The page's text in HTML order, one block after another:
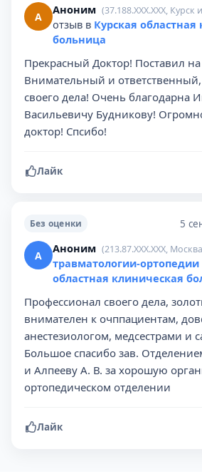
А Аноним (37.188.XXX.XXX, Курск
отзыв в Курская
больница
Прекрасный Доктор! Поставил
Внимательный и
своего дела! Очень благодарна
Васильевичу Будникову!
доктор! Спсибо!
Лайк
Без оценки 5
А Аноним (213.87.XXX.XXX,
травматологии-ортопедии
областная клиническая
Профессионал своего дела,
внимателен к очппациентам,
анестезиологом, медсестрами и
Большое спасибо зав.
и Алпееву А. В. за хорошую
ортопедическом отделении
Лайк